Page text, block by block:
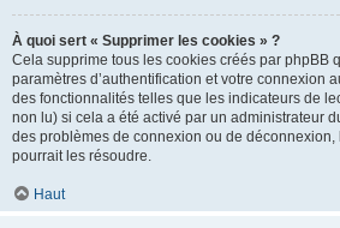
À quoi sert « Supprimer les cookies » ?
Cela supprime tous les cookies créés par phpBB
paramètres d’authentification et votre connexion
des fonctionnalités telles que les indicateurs de
non lu) si cela a été activé par un administrateur
des problèmes de connexion ou de
pourrait les résoudre.
Haut